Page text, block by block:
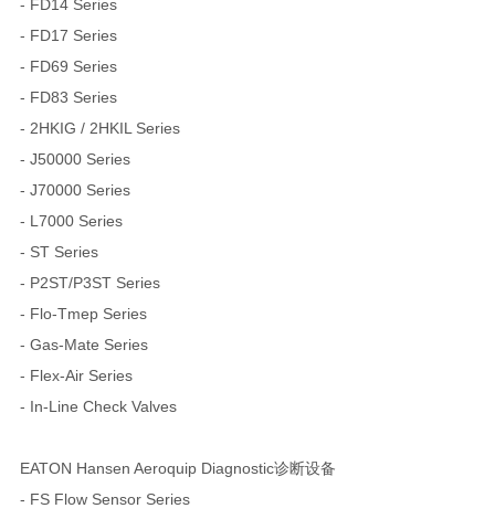
- FD14 Series
- FD17 Series
- FD69 Series
- FD83 Series
- 2HKIG / 2HKIL Series
- J50000 Series
- J70000 Series
- L7000 Series
- ST Series
- P2ST/P3ST Series
- Flo-Tmep Series
- Gas-Mate Series
- Flex-Air Series
- In-Line Check Valves
EATON Hansen Aeroquip Diagnostic诊断设备
- FS Flow Sensor Series